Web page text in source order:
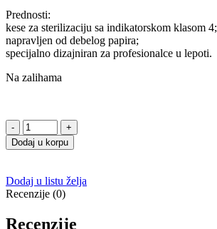
Prednosti:
kese za sterilizaciju sa indikatorskom klasom 4;
napravljen od debelog papira;
specijalno dizajniran za profesionalce u lepoti.
Na zalihama
Microstop
Eco
Kese
Sterilizaciju
Sa
Indikatorom
Dodaj u korpu
Dodaj u listu želja
Recenzije (0)
Recenzije